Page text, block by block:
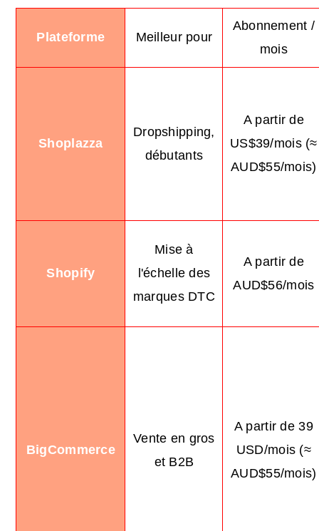
Plateforme Meilleur pour
Abonnement /
mois
Shoplazza
Dropshipping,
débutants
A partir de
US$39/mois (≈
AUD$55/mois)
Shopify
Mise à
l'échelle des
marques DTC
A partir de
AUD$56/mois
BigCommerce
Vente en gros
et B2B
A partir de 39
USD/mois (≈
AUD$55/mois)